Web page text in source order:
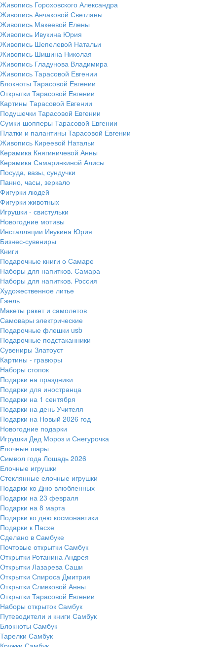
Живопись Гороховского Александра
Живопись Анчаковой Светланы
Живопись Макеевой Елены
Живопись Ивукина Юрия
Живопись Шепелевой Натальи
Живопись Шишина Николая
Живопись Гладунова Владимира
Живопись Тарасовой Евгении
Блокноты Тарасовой Евгении
Открытки Тарасовой Евгении
Картины Тарасовой Евгении
Подушечки Тарасовой Евгении
Сумки-шопперы Тарасовой Евгении
Платки и палантины Тарасовой Евгении
Живопись Киреевой Натальи
Керамика Княгиничевой Анны
Керамика Самаринкиной Алисы
Посуда, вазы, сундучки
Панно, часы, зеркало
Фигурки людей
Фигурки животных
Игрушки - свистульки
Новогодние мотивы
Инсталляции Ивукина Юрия
Бизнес-сувениры
Книги
Подарочные книги о Самаре
Наборы для напитков. Самара
Наборы для напитков. Россия
Художественное литье
Гжель
Макеты ракет и самолетов
Самовары электрические
Подарочные флешки usb
Подарочные подстаканники
Сувениры Златоуст
Картины - гравюры
Наборы стопок
Подарки на праздники
Подарки для иностранца
Подарки на 1 сентября
Подарки на день Учителя
Подарки на Новый 2026 год
Новогодние подарки
Игрушки Дед Мороз и Снегурочка
Елочные шары
Символ года Лошадь 2026
Елочные игрушки
Стеклянные елочные игрушки
Подарки ко Дню влюбленных
Подарки на 23 февраля
Подарки на 8 марта
Подарки ко дню космонавтики
Подарки к Пасхе
Сделано в Самбуке
Почтовые открытки Самбук
Открытки Ротанина Андрея
Открытки Лазарева Саши
Открытки Спироса Дмитрия
Открытки Сливковой Анны
Открытки Тарасовой Евгении
Наборы открыток Самбук
Путеводители и книги Самбук
Блокноты Самбук
Тарелки Самбук